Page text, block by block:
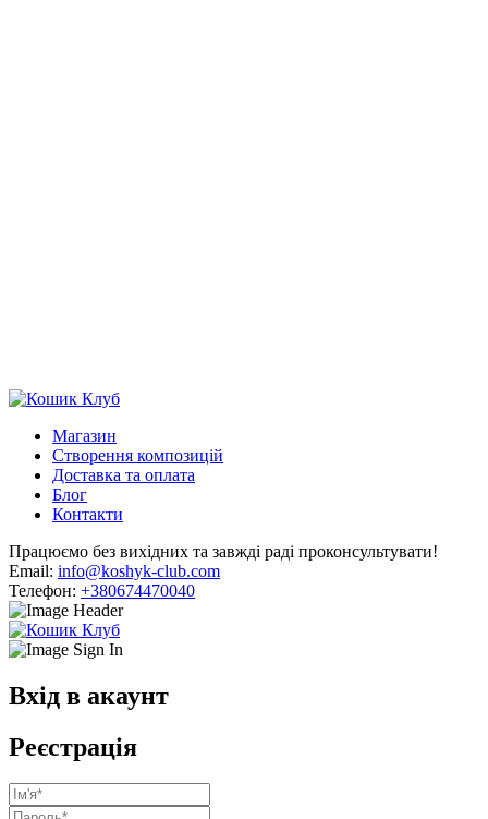
Магазин
Створення композицій
Доставка та оплата
Блог
Контакти
Працюємо без вихідних та завжді раді проконсультувати!
Email: info@koshyk-club.com
Телефон: +380674470040
Вхід в акаунт
Реєстрація